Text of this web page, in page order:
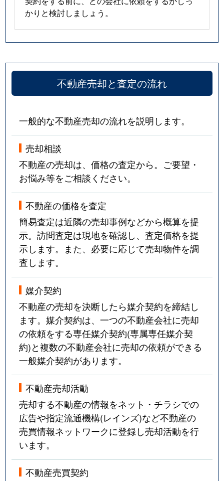
かりと検討しましょう。
不動産売却と査定の流れ
一般的な不動産売却の流れを説明します。
売却相談
不動産の売却は、価格の査定から。ご要望・
お悩み等をご相談ください。
不動産の価格を査定
簡易査定は近隣の売却事例などから概算を提
示。訪問査定は現地を確認し、査定価格を提
示します。また、必要に応じて売却物件を調
査します。
媒介契約
不動産の売却を決断したら媒介契約を締結し
ます。媒介契約は、一つの不動産会社に売却
の依頼をする専任媒介契約(専属専任媒介契
約)と複数の不動産会社に売却の依頼ができる
一般媒介契約があります。
不動産売却活動
売却する不動産の情報をネット・チラシでの
広告や指定流通機構(レインズ)など不動産の
売買情報ネットワークに登録し売却活動を行
います。
不動産売買契約